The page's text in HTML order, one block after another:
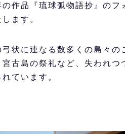
作品『琉球弧物語抄』のフ
ます。
状に連なる数多くの島々の
古島の祭礼など、失われ
ています。